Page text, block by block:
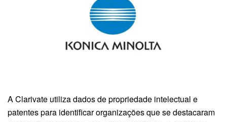
A Clarivate utiliza dados de propriedade intelectual e
patentes para identificar organizações que se destacaram